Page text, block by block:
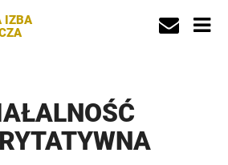
IZBA